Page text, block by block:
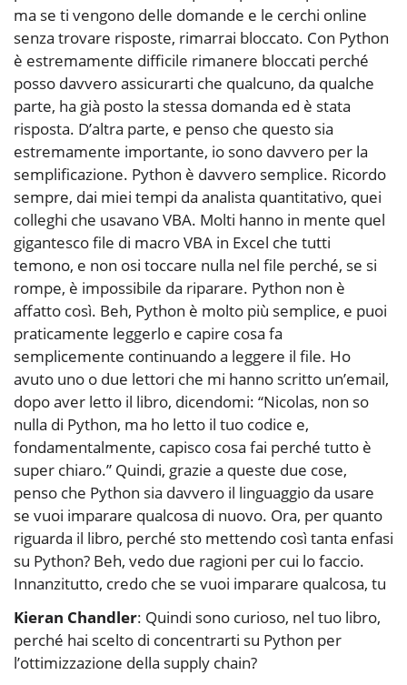
ma se ti vengono delle domande e le cerchi online
senza trovare risposte, rimarrai bloccato. Con Python
è estremamente difficile rimanere bloccati perché
posso davvero assicurarti che qualcuno, da qualche
parte, ha già posto la stessa domanda ed è stata
risposta. D’altra parte, e penso che questo sia
estremamente importante, io sono davvero per la
semplificazione. Python è davvero semplice. Ricordo
sempre, dai miei tempi da analista quantitativo, quei
colleghi che usavano VBA. Molti hanno in mente quel
gigantesco file di macro VBA in Excel che tutti
temono, e non osi toccare nulla nel file perché, se si
rompe, è impossibile da riparare. Python non è
affatto così. Beh, Python è molto più semplice, e puoi
praticamente leggerlo e capire cosa fa
semplicemente continuando a leggere il file. Ho
avuto uno o due lettori che mi hanno scritto un’email,
dopo aver letto il libro, dicendomi: “Nicolas, non so
nulla di Python, ma ho letto il tuo codice e,
fondamentalmente, capisco cosa fai perché tutto è
super chiaro.” Quindi, grazie a queste due cose,
penso che Python sia davvero il linguaggio da usare
se vuoi imparare qualcosa di nuovo. Ora, per quanto
riguarda il libro, perché sto mettendo così tanta enfasi
su Python? Beh, vedo due ragioni per cui lo faccio.
Innanzitutto, credo che se vuoi imparare qualcosa, tu
Kieran Chandler: Quindi sono curioso, nel tuo libro,
perché hai scelto di concentrarti su Python per
l’ottimizzazione della supply chain?